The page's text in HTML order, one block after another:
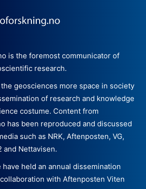
is the foremost communicator of
research.
geosciences more space in society
of research and knowledge
costume. Content from
has been reproduced and discussed
such as NRK, Aftenposten, VG,
and Nettavisen.
have held an annual dissemination
with Aftenposten Viten